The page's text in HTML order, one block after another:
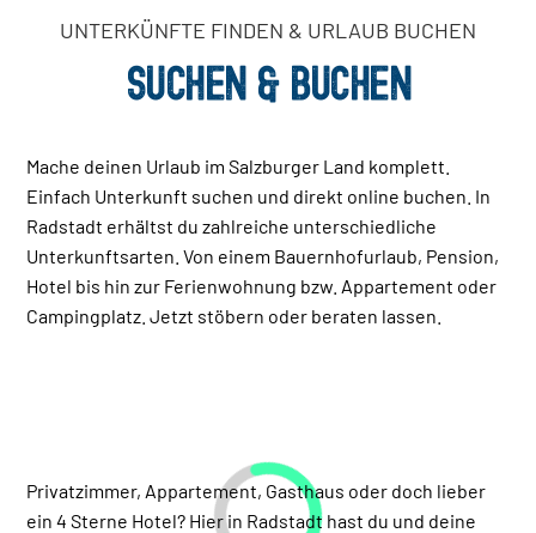
UNTERKÜNFTE FINDEN & URLAUB BUCHEN
SUCHEN & BUCHEN
Mache deinen Urlaub im Salzburger Land komplett.
Einfach Unterkunft suchen und direkt online buchen. In
Radstadt erhältst du zahlreiche unterschiedliche
Unterkunftsarten. Von einem Bauernhofurlaub, Pension,
Hotel bis hin zur Ferienwohnung bzw. Appartement oder
Campingplatz. Jetzt stöbern oder beraten lassen.
Privatzimmer, Appartement, Gasthaus oder doch lieber
ein 4 Sterne Hotel? Hier in Radstadt hast du und deine